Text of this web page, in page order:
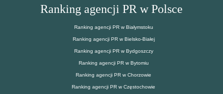
Ranking agencji PR w Polsce
Ranking agencji PR w Białymstoku
Ranking agencji PR w Bielsko-Białej
Ranking agencji PR w Bydgoszczy
Ranking agencji PR w Bytomiu
Ranking agencji PR w Chorzowie
Ranking agencji PR w Częstochowie